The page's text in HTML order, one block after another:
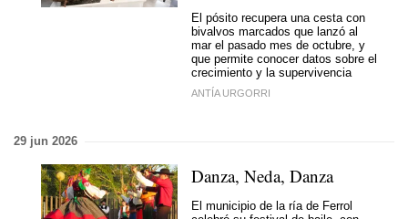
El pósito recupera una cesta con
bivalvos marcados que lanzó al
mar el pasado mes de octubre, y
que permite conocer datos sobre el
crecimiento y la supervivencia
ANTÍA URGORRI
29 jun 2026
Danza, Neda, Danza
El municipio de la ría de Ferrol